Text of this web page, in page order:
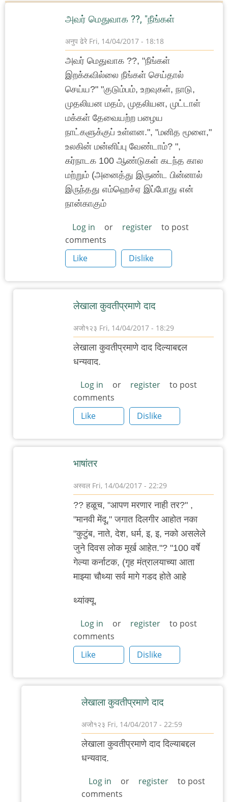
அவர் மெதுவாக ??, "நீங்கள்
अनुप ढेरे Fri, 14/04/2017 - 18:18
அவர் மெதுவாக ??, "நீங்கள்
இறக்கவில்லை நீங்கள் செய்தால்
செய்ய?" "குடும்பம், உறவுகள், நாடு,
முதலியன மதம், முதலியன, முட்டாள்
மக்கள் தேவையற்ற பழைய
நாட்களுக்குப் உள்ளன.", "மனித மூளை,"
உலகின் மன்னிப்பு வேண்டாம்? ",
கர்நாடக 100 ஆண்டுகள் கடந்த கால
மற்றும் (அனைத்து இருண்ட பின்னால்
இருந்தது எம்ஹெச்ஏ இப்போது என்
நான்காகும்
Log in or register
to post
comments
Like
Dislike
लेखाला कुवतीप्रमाणे दाद
अजो१२३ Fri, 14/04/2017 - 18:29
In
அவர்
மெதுவாக
??,
"நீங்கள்
by
ढेरे
लेखाला कुवतीप्रमाणे दाद दिल्याबद्दल
धन्यवाद.
Log in or register
to post
comments
Like
Dislike
भाषांत‌र‌
अस्वल Fri, 14/04/2017 - 22:29
In
reply
அவர்
மெதுவாக
"நீங்கள்
by
ढेरे
?? हळूच, "आपण मरणार नाही तर?" ,
"मानवी मेंदू," जगात दिलगीर आहोत नका
"कुटुंब, नाते, देश, धर्म, इ, इ, नको असलेले
जुने दिवस लोक मूर्ख आहेत."? "100 वर्षे
गेल्या कर्नाटक, (गृह मंत्रालयाच्या आता
माझ्या चौथ्या सर्व मागे गडद होते आहे
थ्यांक्यू.
Log in or register
to post
comments
Like
Dislike
लेखाला कुवतीप्रमाणे दाद
अजो१२३ Fri, 14/04/2017 - 22:59
In
भाषांत‌र‌
by
लेखाला कुवतीप्रमाणे दाद दिल्याबद्दल
धन्यवाद.
Log in or register
to post
comments